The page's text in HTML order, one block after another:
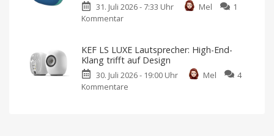
für
Produkt
Fokus?
31. Juli 2026 - 7:33 Uhr Mel
1
Kommentar
Micro
3
&
XSound
KEF LS LUXE Lautsprecher: High-End-
Klang trifft auf Design
30. Juli 2026 - 19:00 Uhr Mel
4
Kommentare